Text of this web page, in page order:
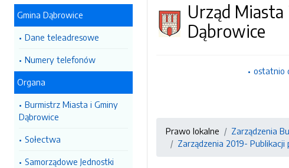
Gmina Dąbrowice
Dane teleadresowe
Numery telefonów
Organa
Burmistrz Miasta i Gminy
Dąbrowice
Sołectwa
Samorządowe Jednostki
Urząd Miasta
Dąbrowice
ostatnio
Prawo lokalne
Zarządzenia
Zarządzenia 2019-